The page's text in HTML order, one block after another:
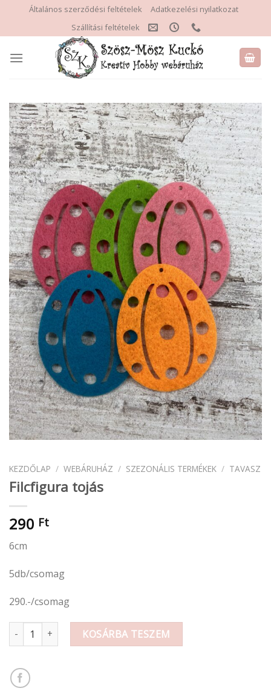
content
Általános szerződési feltételek
Adatkezelési nyilatkozat
Szállítási feltételek
KEZDŐLAP / WEBÁRUHÁZ / SZEZONÁLIS TERMÉKEK / TAVASZ
Filcfigura tojás
290 Ft
6cm
5db/csomag
290.-/csomag
Filcfigura tojás mennyiségKOSÁRBA TESZEM